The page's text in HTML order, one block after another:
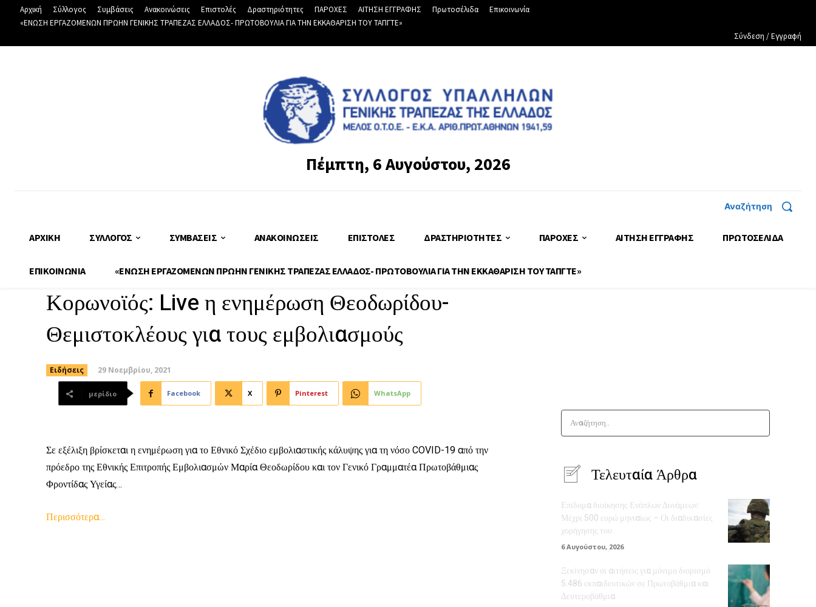
Αρχική Σύλλογος Συμβάσεις Ανακοινώσεις Επιστολές Δραστηριότητες ΠΑΡΟΧΕΣ ΑΙΤΗΣΗ ΕΓΓΡΑΦΗΣ Πρωτοσέλιδα
Επικοινωνία
«ΕΝΩΣΗ ΕΡΓΑΖΟΜΕΝΩΝ ΠΡΩΗΝ ΓΕΝΙΚΗΣ ΤΡΑΠΕΖΑΣ ΕΛΛΑΔΟΣ- ΠΡΩΤΟΒΟΥΛΙΑ ΓΙΑ ΤΗΝ ΕΚΚΑΘΑΡΙΣΗ ΤΟΥ ΤΑΠΓΤΕ»
Σύνδεση / Εγγραφή
Πέμπτη, 6 Αυγούστου, 2026
Αναζήτηση
ΑΡΧΙΚΉ ΣΎΛΛΟΓΟΣ ΣΥΜΒΆΣΕΙΣ ΑΝΑΚΟΙΝΏΣΕΙΣ ΕΠΙΣΤΟΛΈΣ ΔΡΑΣΤΗΡΙΌΤΗΤΕΣ ΠΑΡΟΧΕΣ ΑΙΤΗΣΗ ΕΓΓΡΑΦΗΣ ΠΡΩΤΟΣΈΛΙΔΑ
ΕΠΙΚΟΙΝΩΝΊΑ «ΕΝΩΣΗ ΕΡΓΑΖΟΜΕΝΩΝ ΠΡΩΗΝ ΓΕΝΙΚΗΣ ΤΡΑΠΕΖΑΣ ΕΛΛΑΔΟΣ- ΠΡΩΤΟΒΟΥΛΙΑ ΓΙΑ ΤΗΝ ΕΚΚΑΘΑΡΙΣΗ ΤΟΥ ΤΑΠΓΤΕ»
Κορωνοϊός: Live η ενημέρωση Θεοδωρίδου-
Θεμιστοκλέους για τους εμβολιασμούς
Ειδήσεις 29 Νοεμβρίου, 2021
μερίδιο Facebook X Pinterest WhatsApp
Σε εξέλιξη βρίσκεται η ενημέρωση για το Εθνικό Σχέδιο εμβολιαστικής κάλυψης για τη νόσο COVID-19 από την
πρόεδρο της Εθνικής Επιτροπής Εμβολιασμών Μαρία Θεοδωρίδου και τον Γενικό Γραμματέα Πρωτοβάθμιας
Φροντίδας Υγείας…
Περισσότερα…
Αναζήτηση..
Τελευταία Άρθρα
Επίδομα διοίκησης Ενόπλων Δυνάμεων:
Μέχρι 500 ευρώ μηνιαίως – Οι διαδικασίες
χορήγησης του
6 Αυγούστου, 2026
Ξεκίνησαν οι αιτήσεις για μόνιμο διορισμό
5.486 εκπαιδευτικών σε Πρωτοβάθμια και
Δευτεροβάθμια